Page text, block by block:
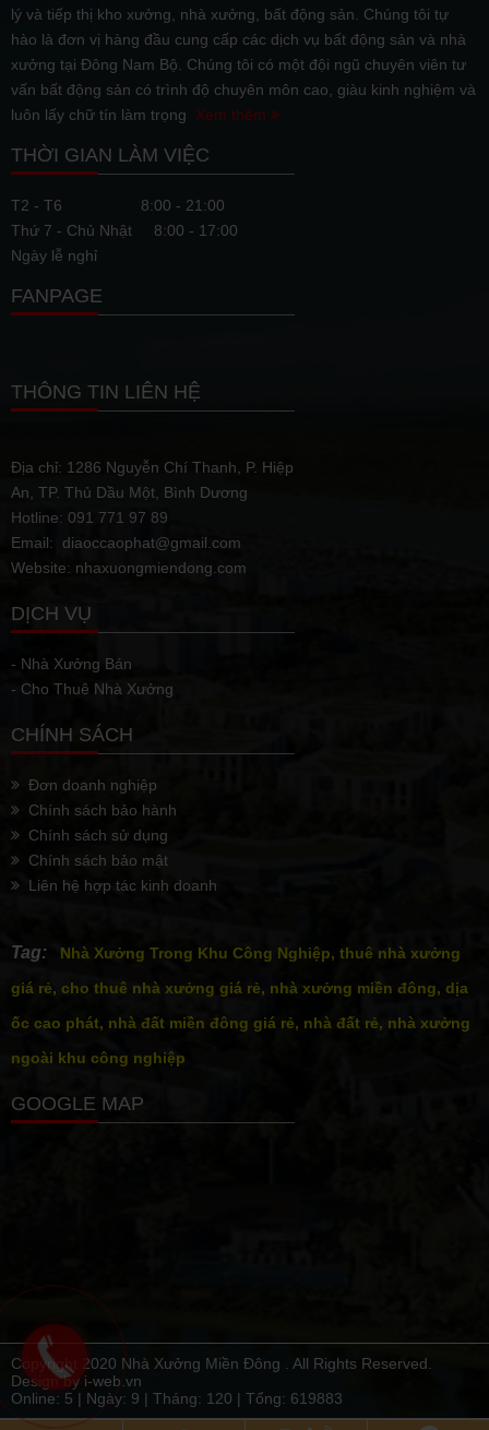
lý và tiếp thị kho xưởng, nhà xưởng, bất động sản. Chúng tôi tự
hào là đơn vị hàng đầu cung cấp các dịch vụ bất động sản và nhà
xưởng tại Đông Nam Bộ. Chúng tôi có một đội ngũ chuyên viên tư
vấn bất động sản có trình độ chuyên môn cao, giàu kinh nghiệm và
luôn lấy chữ tín làm trọng Xem thêm
THỜI GIAN LÀM VIỆC
T2 - T6
8:00 - 21:00
Thứ 7 - Chủ Nhật
8:00 - 17:00
Ngày lễ nghỉ
FANPAGE
THÔNG TIN LIÊN HỆ
Địa chỉ: 1286 Nguyễn Chí Thanh, P. Hiệp
An, TP. Thủ Dầu Một, Bình Dương
Hotline: 091 771 97 89
Email: diaoccaophat@gmail.com
Website: nhaxuongmiendong.com
DỊCH VỤ
- Nhà Xưởng Bán
- Cho Thuê Nhà Xưởng
CHÍNH SÁCH
Đơn doanh nghiệp
Chính sách bảo hành
Chính sách sử dụng
Chính sách bảo mật
Liên hệ hợp tác kinh doanh
Tag:
Nhà Xưởng Trong Khu Công Nghiệp, thuê nhà xưởng
giá rẻ, cho thuê nhà xưởng giá rẻ, nhà xưởng miền đông, dịa
ốc cao phát, nhà đất miền đông giá rẻ, nhà đất rẻ, nhà xưởng
ngoài khu công nghiệp
GOOGLE MAP
Copyright 2020 Nhà Xưởng Miền Đông . All Rights Reserved.
Design by i-web.vn
Online: 5 | Ngày: 9 | Tháng: 120 | Tổng: 619883